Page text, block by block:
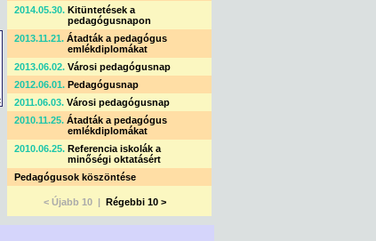
2014.05.30. Kitüntetések a
pedagógusnapon
2013.11.21. Átadták a pedagógus
emlékdiplomákat
2013.06.02. Városi pedagógusnap
2012.06.01. Pedagógusnap
2011.06.03. Városi pedagógusnap
2010.11.25. Átadták a pedagógus
emlékdiplomákat
2010.06.25. Referencia iskolák a
minőségi oktatásért
Pedagógusok köszöntése
< Újabb 10 | Régebbi 10 >